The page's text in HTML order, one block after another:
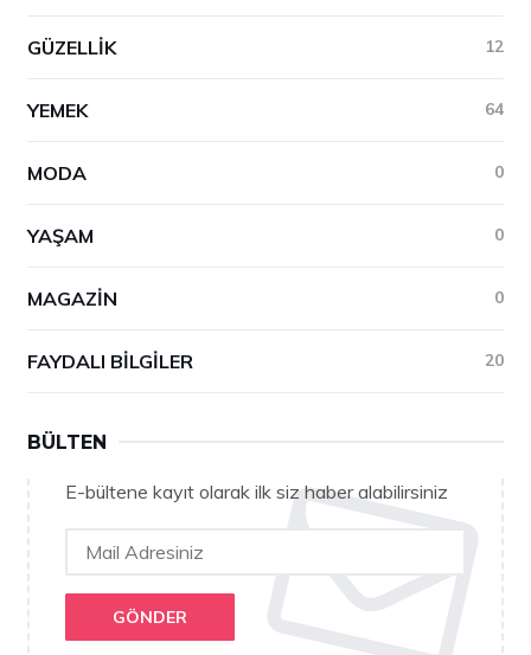
GÜZELLIK 12
YEMEK 64
MODA 0
YAŞAM 0
MAGAZIN 0
FAYDALI BILGILER 20
BÜLTEN
E-bültene kayıt olarak ilk siz haber alabilirsiniz
GÖNDER